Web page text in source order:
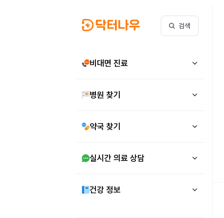
검색
비대면 진료
병원 찾기
약국 찾기
실시간 의료 상담
건강 정보